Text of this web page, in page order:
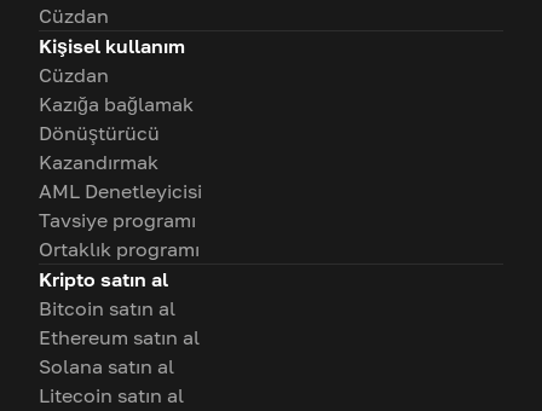
Cüzdan
Kişisel kullanım
Cüzdan
Kazığa bağlamak
Dönüştürücü
Kazandırmak
AML Denetleyicisi
Tavsiye programı
Ortaklık programı
Kripto satın al
Bitcoin satın al
Ethereum satın al
Solana satın al
Litecoin satın al